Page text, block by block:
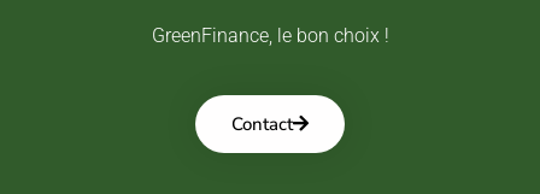
GreenFinance, le bon choix !
Contact